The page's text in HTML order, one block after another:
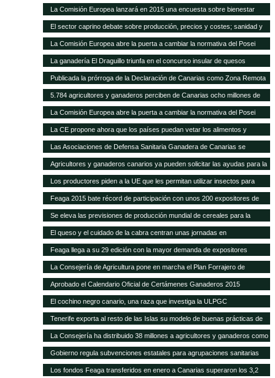
de sanidad animal
La Comisión Europea lanzará en 2015 una encuesta sobre bienestar
animal
El sector caprino debate sobre producción, precios y costes; sanidad y
comercialización
La Comisión Europea abre la puerta a cambiar la normativa del Posei
La ganadería El Draguillo triunfa en el concurso insular de quesos
Publicada la prórroga de la Declaración de Canarias como Zona Remota
a efectos de la eliminación de subproductos SANDACH hasta junio de
2018
5.784 agricultores y ganaderos perciben de Canarias ocho millones de
euros en ayudas adicionales POSEI
La Comisión Europea abre la puerta a cambiar la normativa del Posei
La CE propone ahora que los países puedan vetar los alimentos y
piensos transgénicos
Las Asociaciones de Defensa Sanitaria Ganadera de Canarias se
reunirán anualmente en la Feria de Fuerteventura
Agricultores y ganaderos canarios ya pueden solicitar las ayudas para la
contratación de seguros agrarios
Los productores piden a la UE que les permitan utilizar insectos para
fabricar piensos
Feaga 2015 bate récord de participación con unos 200 expositores de
empresas, productores locales y gastronomía tradicional
Se eleva las previsiones de producción mundial de cereales para la
campaña 2014-2015
El queso y el cuidado de la cabra centran unas jornadas en
Fuerteventura
Feaga llega a su 29 edición con la mayor demanda de expositores
La Consejería de Agricultura pone en marcha el Plan Forrajero de
Canarias
Aprobado el Calendario Oficial de Certámenes Ganaderos 2015
El cochino negro canario, una raza que investiga la ULPGC
Tenerife exporta al resto de las Islas su modelo de buenas prácticas de
higiene para queserías
La Consejería ha distribuido 38 millones a agricultores y ganaderos como
ayudas adicionales POSEI
Gobierno regula subvenciones estatales para agrupaciones sanitarias
ganaderas
Los fondos Feaga transferidos en enero a Canarias superaron los 3,2